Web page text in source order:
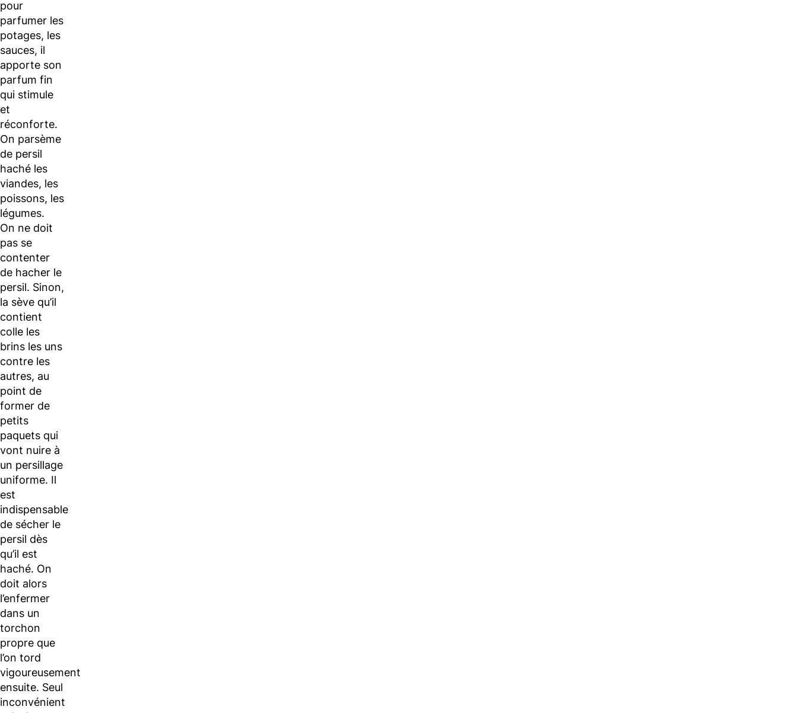
pour
parfumer les
potages, les
sauces, il
apporte son
parfum fin
qui stimule
et
réconforte.
On parsème
de persil
haché les
viandes, les
poissons, les
légumes.
On ne doit
pas se
contenter
de hacher le
persil. Sinon,
la sève qu’il
contient
colle les
brins les uns
contre les
autres, au
point de
former de
petits
paquets qui
vont nuire à
un persillage
uniforme. Il
est
indispensable
de sécher le
persil dès
qu’il est
haché. On
doit alors
l’enfermer
dans un
torchon
propre que
l’on tord
vigoureusement
ensuite. Seul
inconvénient